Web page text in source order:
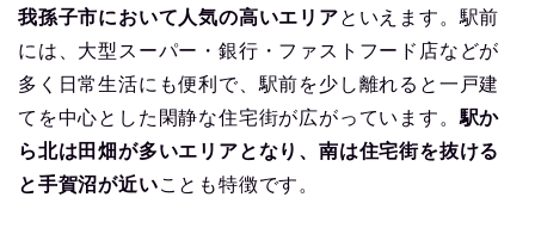
我孫子市において人気の高いエリアといえます。駅前
には、大型スーパー・銀行・ファストフード店などが
多く日常生活にも便利で、駅前を少し離れると一戸建
てを中心とした閑静な住宅街が広がっています。駅か
ら北は田畑が多いエリアとなり、南は住宅街を抜ける
と手賀沼が近いことも特徴です。